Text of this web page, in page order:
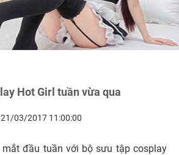
Hot Girl tuần vừa qua
21/03/2017 11:00:00
mắt đầu tuần với bộ sưu tập cosplay